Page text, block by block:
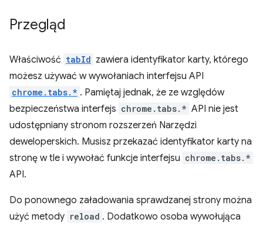
Przegląd
Właściwość tabId zawiera identyfikator karty, którego
możesz używać w wywołaniach interfejsu API
chrome.tabs.* . Pamiętaj jednak, że ze względów
bezpieczeństwa interfejs chrome.tabs.* API nie jest
udostępniany stronom rozszerzeń Narzędzi
deweloperskich. Musisz przekazać identyfikator karty na
stronę w tle i wywołać funkcje interfejsu chrome.tabs.*
API.
Do ponownego załadowania sprawdzanej strony można
użyć metody reload . Dodatkowo osoba wywołująca